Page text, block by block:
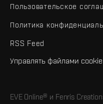
Пользовательское
Политика
RSS Feed
Управлять файлами cookie
EVE Online® и Fenris